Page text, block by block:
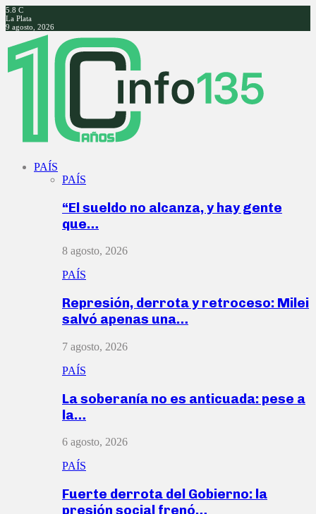
5.8 C
La Plata
9 agosto, 2026
Facebook
Twitter
Instagram
Youtube
PAÍS
PAÍS
“El sueldo no alcanza, y hay gente
que…
8 agosto, 2026
PAÍS
Represión, derrota y retroceso: Milei
salvó apenas una…
7 agosto, 2026
PAÍS
La soberanía no es anticuada: pese a
la…
6 agosto, 2026
PAÍS
Fuerte derrota del Gobierno: la
presión social frenó…